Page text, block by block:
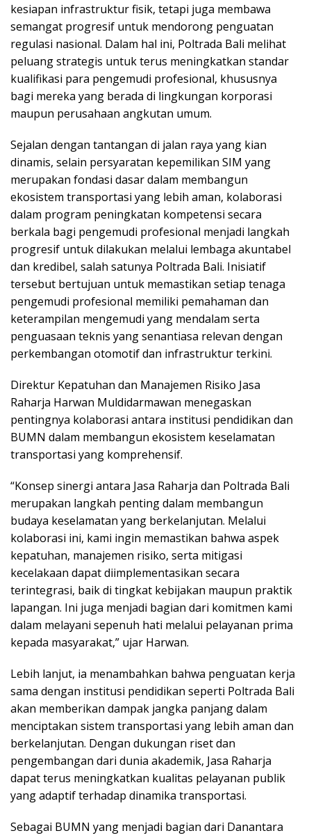
kesiapan infrastruktur fisik, tetapi juga membawa
semangat progresif untuk mendorong penguatan
regulasi nasional. Dalam hal ini, Poltrada Bali melihat
peluang strategis untuk terus meningkatkan standar
kualifikasi para pengemudi profesional, khususnya
bagi mereka yang berada di lingkungan korporasi
maupun perusahaan angkutan umum.
Sejalan dengan tantangan di jalan raya yang kian
dinamis, selain persyaratan kepemilikan SIM yang
merupakan fondasi dasar dalam membangun
ekosistem transportasi yang lebih aman, kolaborasi
dalam program peningkatan kompetensi secara
berkala bagi pengemudi profesional menjadi langkah
progresif untuk dilakukan melalui lembaga akuntabel
dan kredibel, salah satunya Poltrada Bali. Inisiatif
tersebut bertujuan untuk memastikan setiap tenaga
pengemudi profesional memiliki pemahaman dan
keterampilan mengemudi yang mendalam serta
penguasaan teknis yang senantiasa relevan dengan
perkembangan otomotif dan infrastruktur terkini.
Direktur Kepatuhan dan Manajemen Risiko Jasa
Raharja Harwan Muldidarmawan menegaskan
pentingnya kolaborasi antara institusi pendidikan dan
BUMN dalam membangun ekosistem keselamatan
transportasi yang komprehensif.
“Konsep sinergi antara Jasa Raharja dan Poltrada Bali
merupakan langkah penting dalam membangun
budaya keselamatan yang berkelanjutan. Melalui
kolaborasi ini, kami ingin memastikan bahwa aspek
kepatuhan, manajemen risiko, serta mitigasi
kecelakaan dapat diimplementasikan secara
terintegrasi, baik di tingkat kebijakan maupun praktik
lapangan. Ini juga menjadi bagian dari komitmen kami
dalam melayani sepenuh hati melalui pelayanan prima
kepada masyarakat,” ujar Harwan.
Lebih lanjut, ia menambahkan bahwa penguatan kerja
sama dengan institusi pendidikan seperti Poltrada Bali
akan memberikan dampak jangka panjang dalam
menciptakan sistem transportasi yang lebih aman dan
berkelanjutan. Dengan dukungan riset dan
pengembangan dari dunia akademik, Jasa Raharja
dapat terus meningkatkan kualitas pelayanan publik
yang adaptif terhadap dinamika transportasi.
Sebagai BUMN yang menjadi bagian dari Danantara